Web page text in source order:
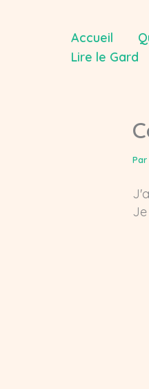
Accueil
Lire le Gard
Par